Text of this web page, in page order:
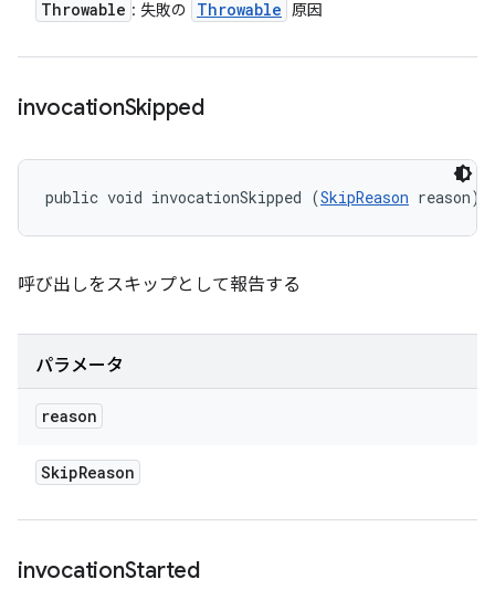
Throwable : 失敗の Throwable 原因
invocationSkipped
public void invocationSkipped (SkipReason reason)
呼び出しをスキップとして報告する
パラメータ
reason
SkipReason
invocationStarted